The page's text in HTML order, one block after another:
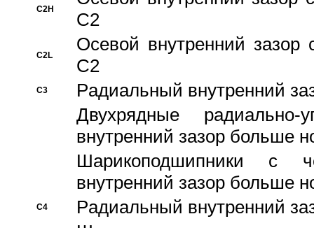
C2H
C2
C2L
Осевой внутренний зазор
C2
C3
Pадиальный внутренний
Двухрядные радиально-
внутренний зазор больше
Шарикоподшипники с
внутренний зазор больше
C4
Pадиальный внутренний